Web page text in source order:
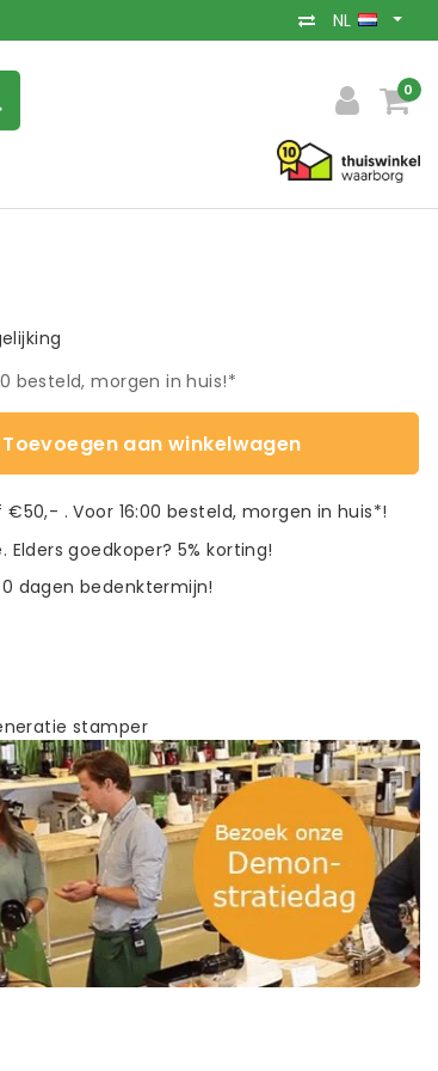
NL
0
besteld, morgen in huis!*
Toevoegen aan winkelwagen
. Voor 16:00 besteld, morgen in huis*!
Elders goedkoper? 5% korting!
dagen bedenktermijn!
stamper